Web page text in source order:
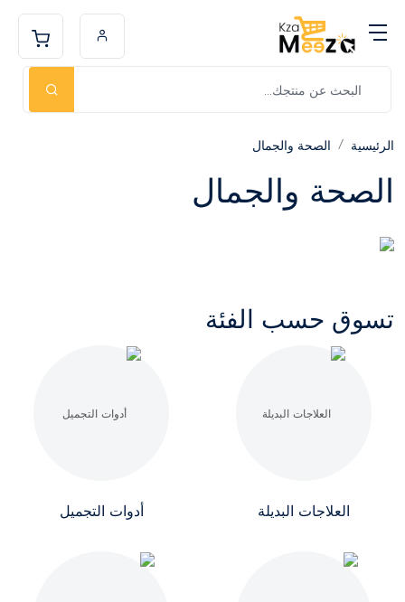
الرئيسية الصحة والجمال
الصحة والجمال
تسوق حسب الفئة
العلاجات البديلة أدوات التجميل